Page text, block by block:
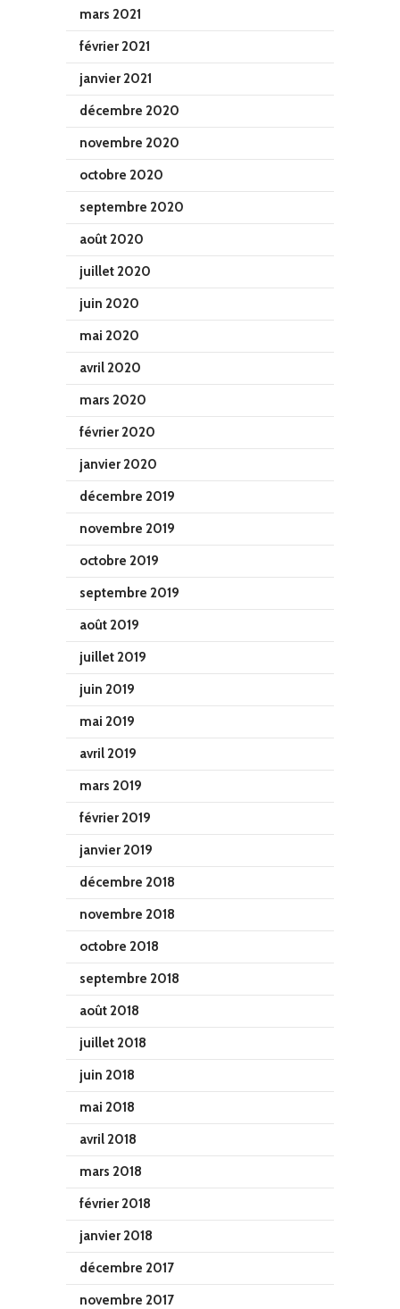
mars 2021
février 2021
janvier 2021
décembre 2020
novembre 2020
octobre 2020
septembre 2020
août 2020
juillet 2020
juin 2020
mai 2020
avril 2020
mars 2020
février 2020
janvier 2020
décembre 2019
novembre 2019
octobre 2019
septembre 2019
août 2019
juillet 2019
juin 2019
mai 2019
avril 2019
mars 2019
février 2019
janvier 2019
décembre 2018
novembre 2018
octobre 2018
septembre 2018
août 2018
juillet 2018
juin 2018
mai 2018
avril 2018
mars 2018
février 2018
janvier 2018
décembre 2017
novembre 2017